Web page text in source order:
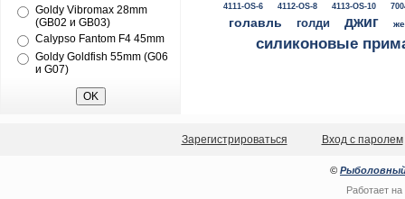
Goldy Vibromax 28mm
(GB02 и GB03)
Calypso Fantom F4 45mm
Goldy Goldfish 55mm (G06
и G07)
4111-OS-6 4112-OS-8 4113-OS-10
голавль голди джиг
силиконовые
Зарегистрироваться Вход с паролем
© Рыболовный
Работает